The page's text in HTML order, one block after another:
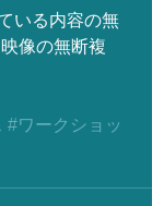
いる内容の無
像の無断複
#ワークショッ